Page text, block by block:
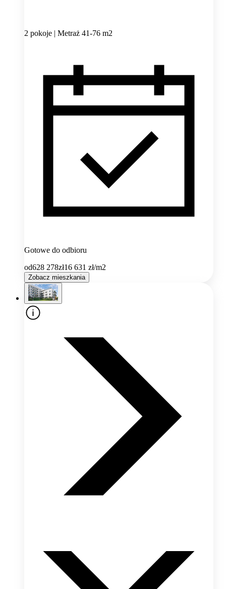
2 pokoje | Metraż 41-76 m2
Gotowe do odbioru
od628 278zł16 631 zł/m2
Zobacz mieszkania